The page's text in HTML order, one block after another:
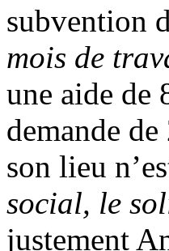
subvention
mois de
une aide de
demande
son lieu
social, le
justement